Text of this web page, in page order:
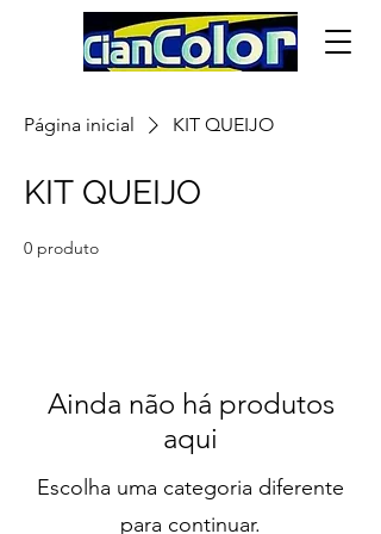
Página inicial KIT QUEIJO
KIT QUEIJO
0 produto
Ainda não há produtos
aqui
Escolha uma categoria diferente
para continuar.